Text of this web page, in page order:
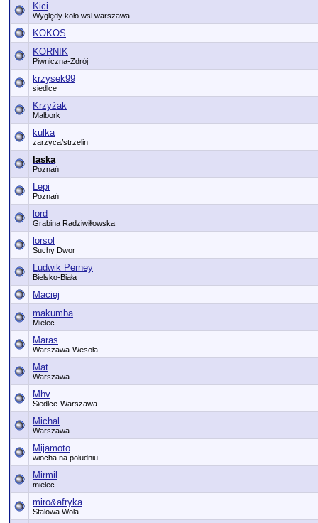
Kici
Wyględy koło wsi warszawa
KOKOS
KORNIK
Piwniczna-Zdrój
krzysek99
siedlce
Krzyżak
Malbork
kulka
zarzyca/strzelin
laska
Poznań
Lepi
Poznań
lord
Grabina Radziwiłłowska
lorsol
Suchy Dwor
Ludwik Perney
Bielsko-Biała
Maciej
makumba
Mielec
Maras
Warszawa-Wesoła
Mat
Warszawa
Mhv
Siedlce-Warszawa
Michal
Warszawa
Mijamoto
wiocha na południu
Mirmil
mielec
miro&afryka
Stalowa Wola